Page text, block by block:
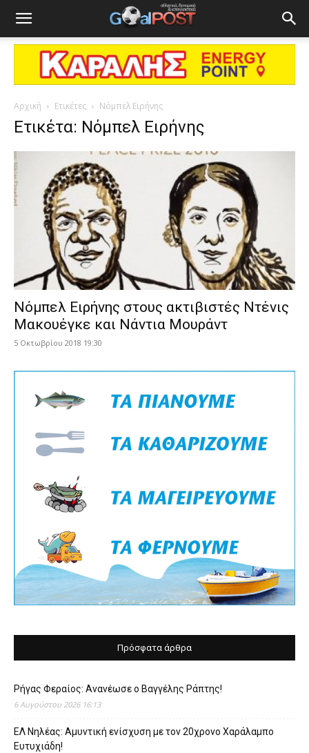
Αρχική Ετικέτες Νόμπελ Ειρήνης
Ετικέτα: Νόμπελ Ειρήνης
Νόμπελ Eιρήνης στους ακτιβιστές Ντένις
Μακουέγκε και Νάντια Μουράντ
5 Οκτωβρίου 2018 19:30
Πρόσφατα άρθρα
Ρήγας Φεραίος: Ανανέωσε ο Βαγγέλης Ράπτης!
6 Αυγούστου 2026 16:13
ΕΛ Νηλέας: Αμυντική ενίσχυση με τον 20χρονο Χαράλαμπο
Ευτυχιάδη!